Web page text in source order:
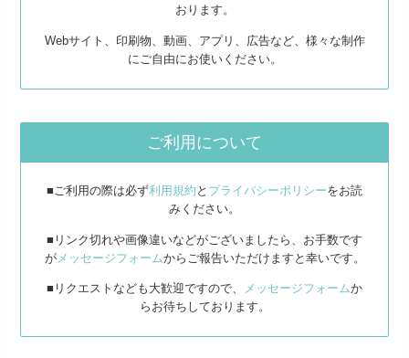
おります。
Webサイト、印刷物、動画、アプリ、広告など、様々な制作
にご自由にお使いください。
ご利用について
■ご利用の際は必ず利用規約 と プライバシーポリシーをお読
みください。
■リンク切れや画像違いなどがございましたら、お手数です
がメッセージフォームからご報告いただけますと幸いです。
■リクエストなども大歓迎ですので、 メッセージフォームか
らお待ちしております。